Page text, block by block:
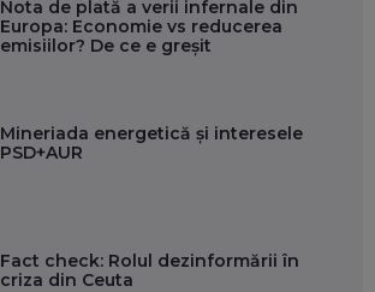
Nota de plată a verii infernale din
Europa: Economie vs reducerea
emisiilor? De ce e greșit
Mineriada energetică și interesele
PSD+AUR
Fact check: Rolul dezinformării în
criza din Ceuta